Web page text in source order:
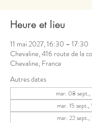
Heure et lieu
11 mai 2027, 16:30 – 17:30
Chevaline, 416 route de la
Chevaline, France
Autres dates
mar. 08
mar. 15 sept.,
mar. 22